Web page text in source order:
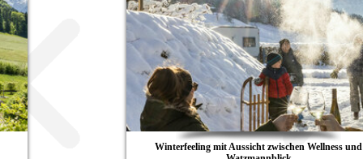
Winterfeeling mit Aussicht zwischen Wellness und